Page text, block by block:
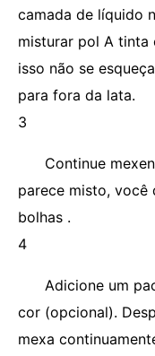
camada de líquido
misturar pol A tinta
isso não se
para fora da lata.
3
Continue
parece misto,
bolhas .
4
Adicione um
cor (opcional).
mexa